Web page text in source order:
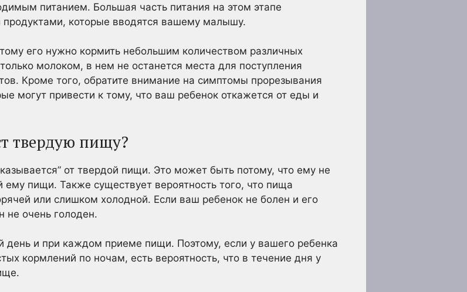
питанием. Большая часть питания на этом этапе
которые вводятся вашему малышу.
его нужно кормить небольшим количеством различных
молоком, в нем не останется места для поступления
Кроме того, обратите внимание на симптомы прорезывания
могут привести к тому, что ваш ребенок откажется от еды и
твердую пищу?
от твердой пищи. Это может быть потому, что ему не
ему пищи. Также существует вероятность того, что пища
или слишком холодной. Если ваш ребенок не болен и его
не очень голоден.
и при каждом приеме пищи. Поэтому, если у вашего ребенка
кормлений по ночам, есть вероятность, что в течение дня у